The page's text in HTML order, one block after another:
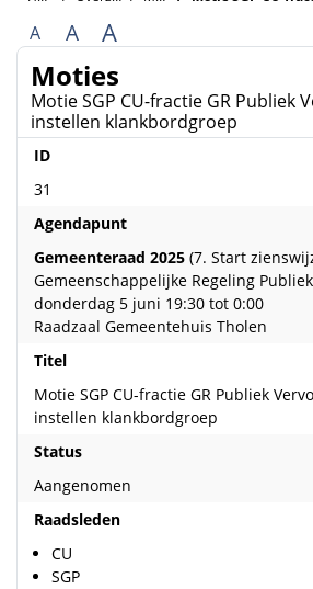
A A A
Moties
Motie SGP CU-fractie GR Publiek
instellen klankbordgroep
ID
31
Agendapunt
Gemeenteraad 2025 (7. Start
Gemeenschappelijke Regeling
donderdag 5 juni 19:30 tot 0:00
Raadzaal Gemeentehuis Tholen
Titel
Motie SGP CU-fractie GR Publiek
instellen klankbordgroep
Status
Aangenomen
Raadsleden
CU
SGP